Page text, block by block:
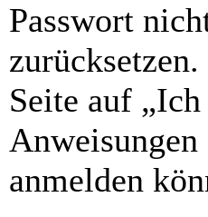
Passwort
Seite auf
anmelden